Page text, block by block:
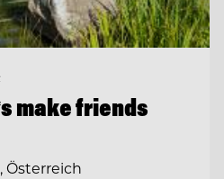
make friends
Österreich